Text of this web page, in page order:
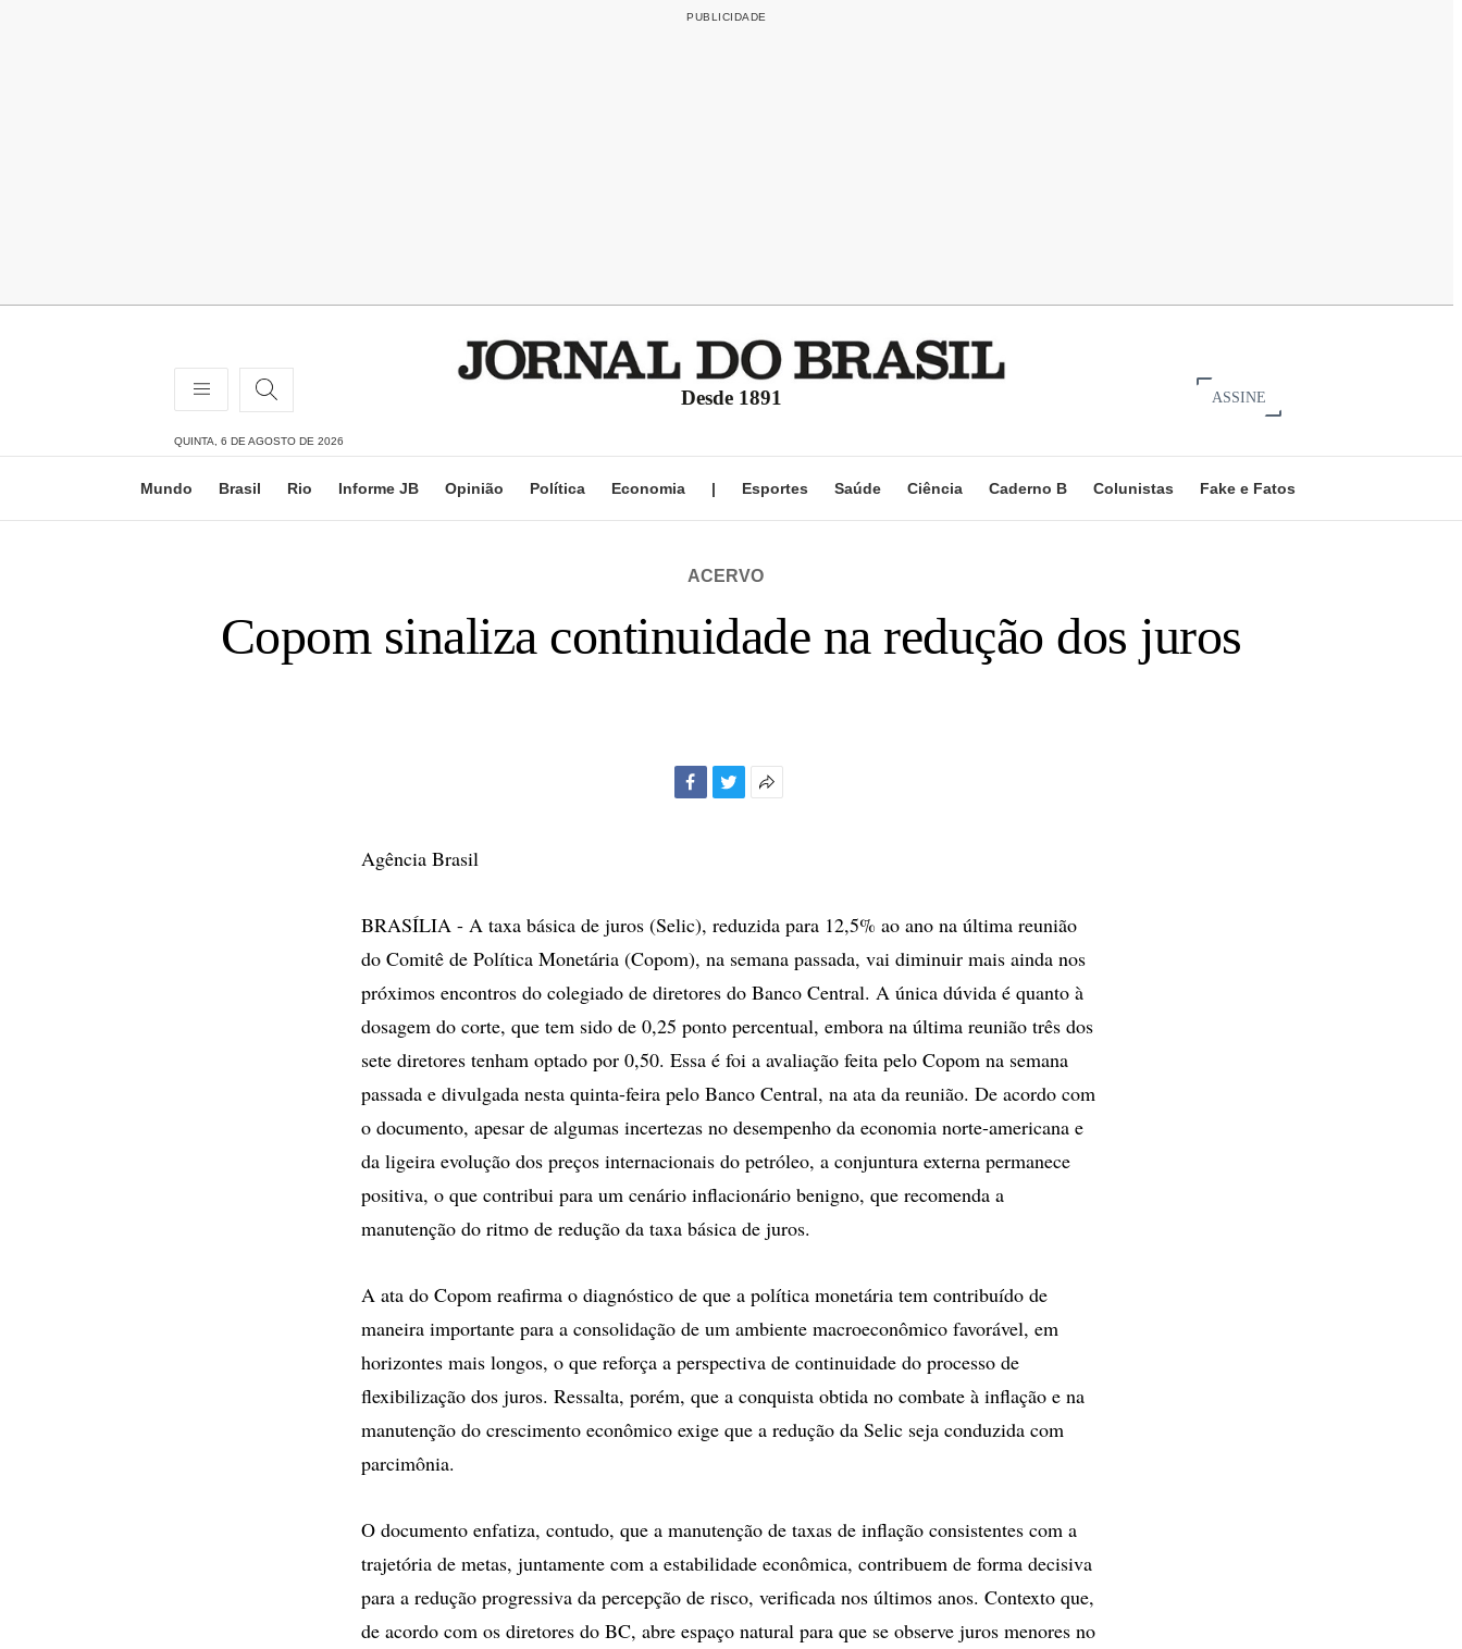
Desde 1891 ASSINE
QUINTA, 6 DE AGOSTO DE 2026
Mundo Brasil Rio Informe JB Opinião Política Economia | Esportes Saúde Ciência Caderno B Colunistas Fake e Fatos
ACERVO
Copom sinaliza continuidade na redução dos juros
Agência Brasil
BRASÍLIA - A taxa básica de juros (Selic), reduzida para 12,5% ao ano na última reunião
do Comitê de Política Monetária (Copom), na semana passada, vai diminuir mais ainda nos
próximos encontros do colegiado de diretores do Banco Central. A única dúvida é quanto à
dosagem do corte, que tem sido de 0,25 ponto percentual, embora na última reunião três dos
sete diretores tenham optado por 0,50. Essa é foi a avaliação feita pelo Copom na semana
passada e divulgada nesta quinta-feira pelo Banco Central, na ata da reunião. De acordo com
o documento, apesar de algumas incertezas no desempenho da economia norte-americana e
da ligeira evolução dos preços internacionais do petróleo, a conjuntura externa permanece
positiva, o que contribui para um cenário inflacionário benigno, que recomenda a
manutenção do ritmo de redução da taxa básica de juros.
A ata do Copom reafirma o diagnóstico de que a política monetária tem contribuído de
maneira importante para a consolidação de um ambiente macroeconômico favorável, em
horizontes mais longos, o que reforça a perspectiva de continuidade do processo de
flexibilização dos juros. Ressalta, porém, que a conquista obtida no combate à inflação e na
manutenção do crescimento econômico exige que a redução da Selic seja conduzida com
parcimônia.
O documento enfatiza, contudo, que a manutenção de taxas de inflação consistentes com a
trajetória de metas, juntamente com a estabilidade econômica, contribuem de forma decisiva
para a redução progressiva da percepção de risco, verificada nos últimos anos. Contexto que,
de acordo com os diretores do BC, abre espaço natural para que se observe juros menores no